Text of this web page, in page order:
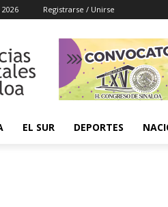
Registrarse / Unirse
EL SUR DEPORTES